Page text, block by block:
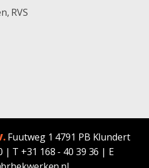
RVS
Fuutweg 1 4791 PB Klundert
| T +31 168 - 40 39 36 | E